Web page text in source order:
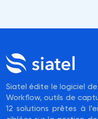
Siatel édite le logiciel
Workflow, outils de
12 solutions prêtes à